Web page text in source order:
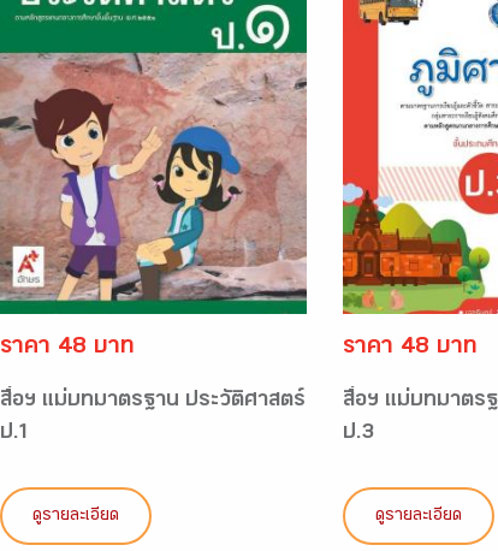
ราคา 48 บาท
สื่อฯ แม่บทมาตรฐาน ประวัติศาสตร์
ป.1
ดูรายละเอียด
ราคา 48 บาท
สื่อฯ แม่บทมาตร
ป.3
ดูรายละเอียด